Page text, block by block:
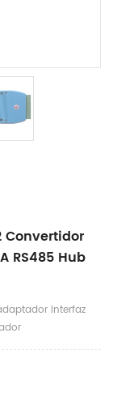
Convertidor
RS485 Hub
interfaz